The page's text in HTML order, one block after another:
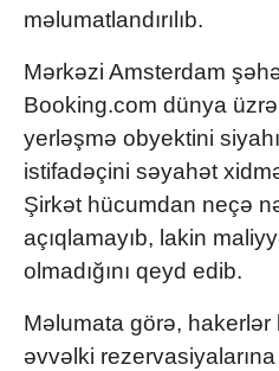
məlumatlandırılıb.
Mərkəzi Amsterdam
Booking.com dünya
yerləşmə obyektini
istifadəçini səyahət
Şirkət hücumdan neçə
açıqlamayıb, lakin
olmadığını qeyd edib.
Məlumata görə, hakerlər
əvvəlki